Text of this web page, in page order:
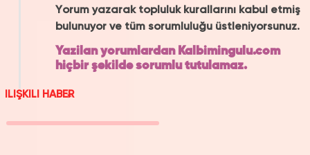
Yorum yazarak topluluk kurallarını kabul etmiş
bulunuyor ve tüm sorumluluğu üstleniyorsunuz.
Yazilan yorumlardan Kalbimingulu.com
hiçbir şekilde sorumlu tutulamaz.
ILIŞKILI HABER